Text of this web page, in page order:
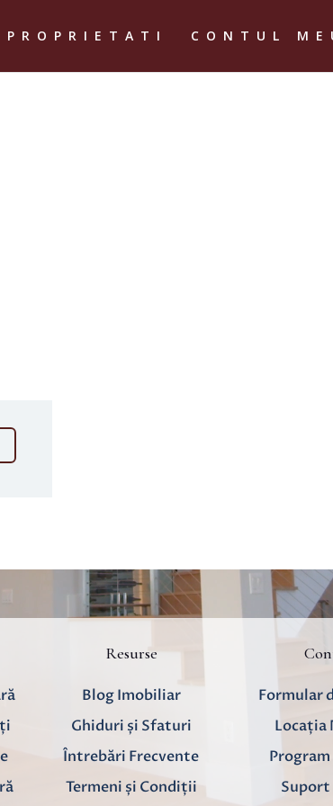
PROPRIETATI CONTUL
Resurse
Blog Imobiliar
Ghiduri și Sfaturi
Întrebări Frecvente
Termeni și Condiții
Formular
Locația